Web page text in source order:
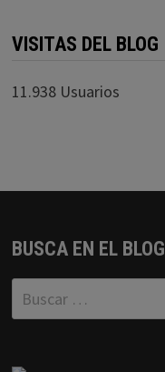
VISITAS DEL BLOG
11.938 Usuarios
BUSCA EN EL BLOG
Buscar: